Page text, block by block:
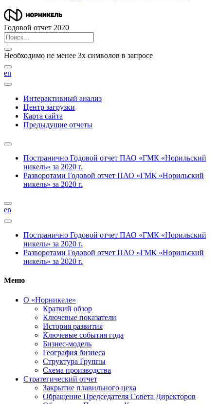
Годовой отчет 2020
Необходимо не менее 3х символов в запросе
en
Интерактивный анализ
Центр загрузки
Карта сайта
Предыдущие отчеты
Постранично Годовой отчет ПАО «ГМК «Норильский
никель» за 2020 г.
Разворотами Годовой отчет ПАО «ГМК «Норильский
никель» за 2020 г.
en
Постранично Годовой отчет ПАО «ГМК «Норильский
никель» за 2020 г.
Разворотами Годовой отчет ПАО «ГМК «Норильский
никель» за 2020 г.
Меню
О «Норникеле»
Краткий обзор
Ключевые показатели
История развития
Ключевые события года
Бизнес-модель
География бизнеса
Структура Группы
Схема производства
Стратегический отчет
Закрытие плавильного цеха
Обращение Председателя Совета Директоров